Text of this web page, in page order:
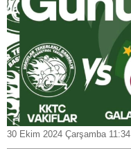
30 Ekim 2024 Çarşamba 11:34